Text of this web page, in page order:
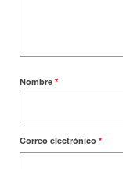
Nombre *
Correo electrónico *